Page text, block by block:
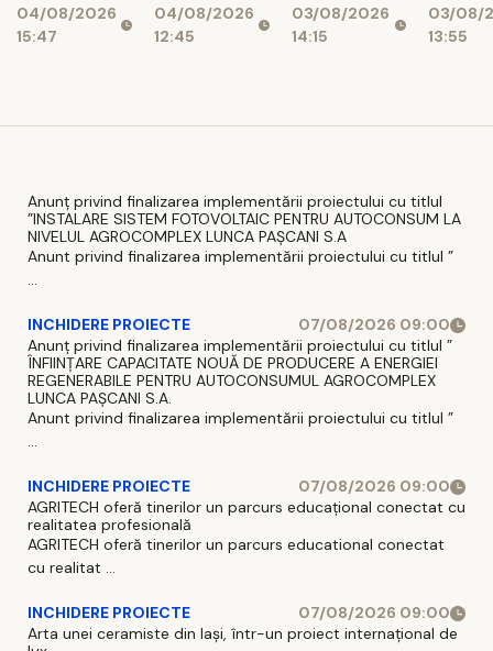
aprobate
04/08/2026
15:47
milioane de
lei
04/08/2026
12:45
lună!
Rezervele
României
03/08/2026
14:15
de
03/08/
13:55
Anunț privind finalizarea implementării proiectului cu titlul
”INSTALARE SISTEM FOTOVOLTAIC PENTRU AUTOCONSUM LA
NIVELUL AGROCOMPLEX LUNCA PAȘCANI S.A
Anunt privind finalizarea implementării proiectului cu titlul ”
...
INCHIDERE PROIECTE
07/08/2026 09:00
Anunț privind finalizarea implementării proiectului cu titlul ”
ÎNFIINȚARE CAPACITATE NOUĂ DE PRODUCERE A ENERGIEI
REGENERABILE PENTRU AUTOCONSUMUL AGROCOMPLEX
LUNCA PAȘCANI S.A.
Anunt privind finalizarea implementării proiectului cu titlul ”
...
INCHIDERE PROIECTE
07/08/2026 09:00
AGRITECH oferă tinerilor un parcurs educațional conectat cu
realitatea profesională
AGRITECH oferă tinerilor un parcurs educational conectat
cu realitat ...
INCHIDERE PROIECTE
07/08/2026 09:00
Arta unei ceramiste din Iași, într-un proiect internațional de